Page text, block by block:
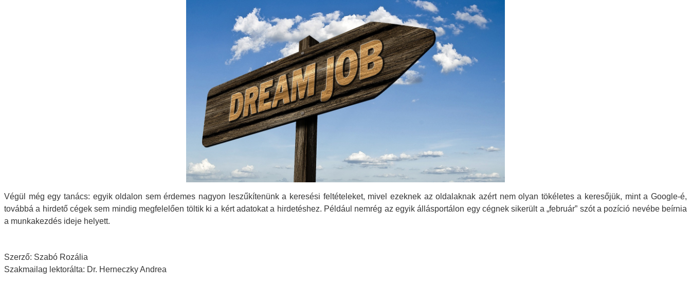
Végül még egy tanács: egyik oldalon sem érdemes nagyon leszűkítenünk a keresési feltételeket, mivel ezeknek az oldalaknak azért nem olyan tökéletes a keresőjük, mint a Google-é,
továbbá a hirdető cégek sem mindig megfelelően töltik ki a kért adatokat a hirdetéshez. Például nemrég az egyik állásportálon egy cégnek sikerült a „február” szót a pozíció nevébe beírnia
a munkakezdés ideje helyett.
Szerző: Szabó Rozália
Szakmailag lektorálta: Dr. Herneczky Andrea